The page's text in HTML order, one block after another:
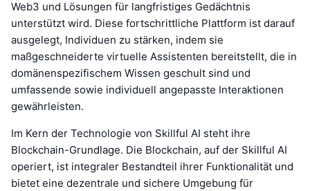
Web3 und Lösungen für langfristiges Gedächtnis
unterstützt wird. Diese fortschrittliche Plattform ist darauf
ausgelegt, Individuen zu stärken, indem sie
maßgeschneiderte virtuelle Assistenten bereitstellt, die in
domänenspezifischem Wissen geschult sind und
umfassende sowie individuell angepasste Interaktionen
gewährleisten.
Im Kern der Technologie von Skillful AI steht ihre
Blockchain-Grundlage. Die Blockchain, auf der Skillful AI
operiert, ist integraler Bestandteil ihrer Funktionalität und
bietet eine dezentrale und sichere Umgebung für